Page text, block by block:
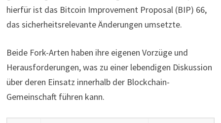
hierfür ist das Bitcoin Improvement Proposal (BIP) 66,
das sicherheitsrelevante Änderungen umsetzte.
Beide Fork-Arten haben ihre eigenen Vorzüge und
Herausforderungen, was zu einer lebendigen Diskussion
über deren Einsatz innerhalb der Blockchain-
Gemeinschaft führen kann.